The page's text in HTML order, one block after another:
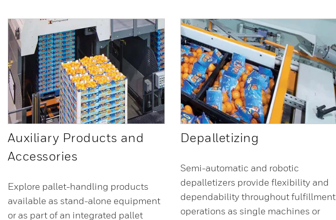
Auxiliary Products and
Accessories
Explore pallet-handling products
available as stand-alone equipment
or as part of an integrated pallet
Depalletizing
Semi-automatic and robotic
depalletizers provide flexibility and
dependability throughout fulfillment
operations as single machines or